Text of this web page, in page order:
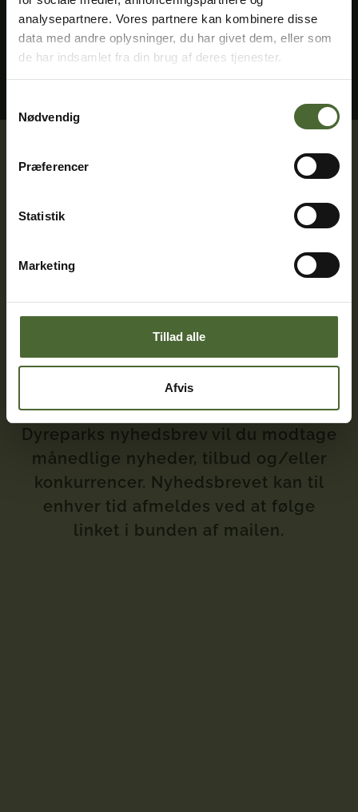
analysepartnere. Vores partnere kan kombinere disse
data med andre oplysninger, du har givet dem, eller som
de har indsamlet fra din brug af deres tjenester.
Nødvendig
Præferencer
Statistik
Marketing
Tillad alle
Afvis
Se kontrolrapport
Få nyheder fra
parken
direkte i din
indbakke
Ved tilmelding til Skandinavisk
Dyreparks nyhedsbrev vil du modtage
månedlige nyheder, tilbud og/eller
konkurrencer. Nyhedsbrevet kan til
enhver tid afmeldes ved at følge
linket i bunden af mailen.